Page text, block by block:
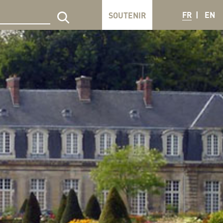
sur le site SOUTENIR FR EN